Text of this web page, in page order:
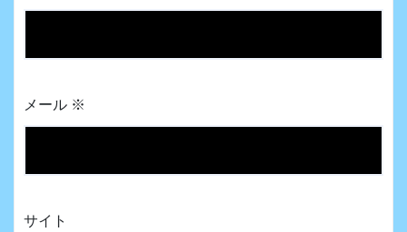
メール ※
サイト